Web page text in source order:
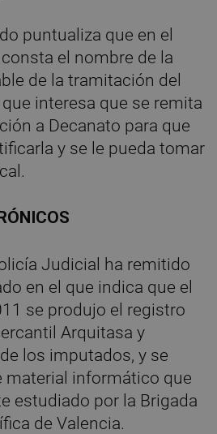
puntualiza que en el
el nombre de la
de la tramitación del
interesa que se remita
a Decanato para que
y se le pueda tomar
Judicial ha remitido
en el que indica que el
se produjo el registro
Arquitasa y
los imputados, y se
material informático que
estudiado por la Brigada
de Valencia.